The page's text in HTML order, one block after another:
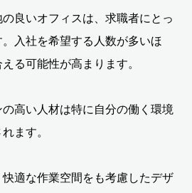
良いオフィスは、求職者にとっ
入社を希望する人数が多いほ
る可能性が高まります。
高い人材は特に自分の働く環境
ます。
適な作業空間をも考慮したデザ